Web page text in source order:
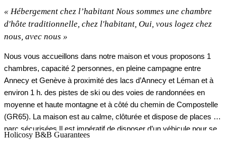
« Hébergement chez l’habitant Nous sommes une chambre
d'hôte traditionnelle, chez l'habitant, Oui, vous logez chez
nous, avec nous »
Nous vous accueillons dans notre maison et vous proposons 1
chambres, capacité 2 personnes, en pleine campagne entre
Annecy et Genève à proximité des lacs d’Annecy et Léman et à
environ 1 h. des pistes de ski ou des voies de randonnées en
moyenne et haute montagne et à côté du chemin de Compostelle
(GR65). La maison est au calme, clôturée et dispose de places de
parc sécurisées Il est impératif de disposer d’un véhicule pour se
rendre chez nous. Nous mettons à disposition des espaces
Holicosy B&B Guarantees